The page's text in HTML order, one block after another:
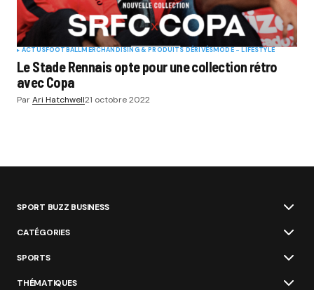
ACTUSFOOTBALLMERCHANDISING & PRODUITS DÉRIVÉSMODE - LIFESTYLE
Le Stade Rennais opte pour une collection rétro
avec Copa
ParAri Hatchwell21 octobre 2022
SPORT BUZZ BUSINESS
CATÉGORIES
SPORTS
THÉMATIQUES